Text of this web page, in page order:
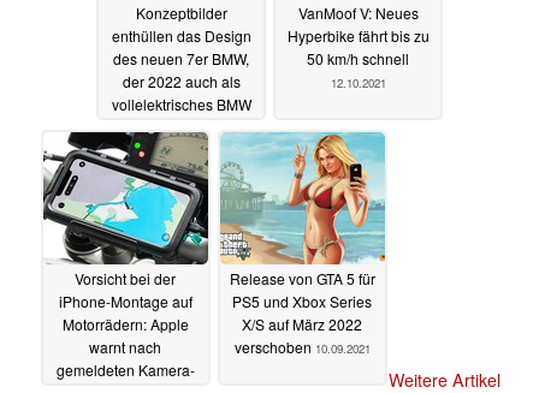
Konzeptbilder
enthüllen das Design
des neuen 7er BMW,
der 2022 auch als
vollelektrisches BMW
soll15.10.2021
VanMoof V: Neues
Hyperbike fährt bis zu
50 km/h schnell
12.10.2021
Vorsicht bei der
iPhone-Montage auf
Motorrädern: Apple
warnt nach
gemeldeten Kamera-
Release von GTA 5 für
PS5 und Xbox Series
X/S auf März 2022
verschoben 10.09.2021
Weitere Artikel